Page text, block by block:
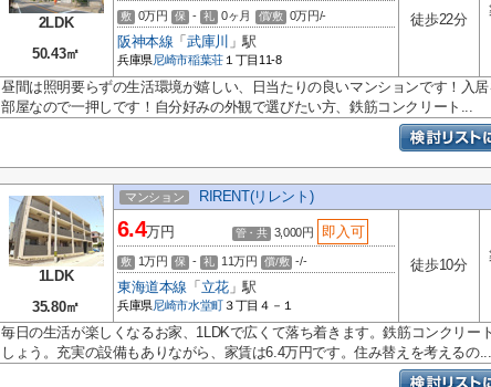
2LDK
50.43㎡
敷 0万円 保 - 礼 0ヶ月 償/敷 0万円/-
阪神本線 「武庫川 」駅
兵庫県尼崎市稲葉荘１丁目11-8
徒歩22分
昼間は照明要らずの生活環境が嬉しい、日当たりの良いマンションです！入
部屋なので一押しです！自分好みの外観で選びたい方、鉄筋コンクリート...
1LDK
35.80㎡
マンション RIRENT(リレント)
6.4万円 管・共 3,000円 即入可
敷 1万円 保 - 礼 11万円 償/敷 -/-
東海道本線 「 立花」駅
兵庫県尼崎市水堂町 ３丁目４－１
徒歩10分
毎日の生活が楽しくなるお家、1LDKで広くて落ち着きます。鉄筋コンクリー
しょう。充実の設備もありながら、家賃は6.4万円です。住み替えを考えるの...